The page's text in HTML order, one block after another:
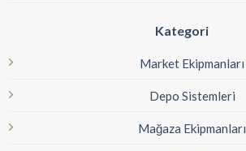
Kategori
Market Ekipmanları
Depo Sistemleri
Mağaza Ekipmanları